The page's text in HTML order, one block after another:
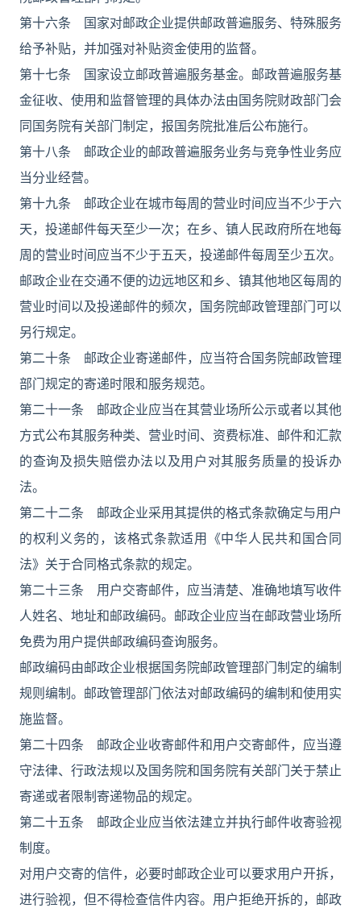
第十六条 国家对邮政企业提供邮政普遍服务、特殊服务
给予补贴，并加强对补贴资金使用的监督。
第十七条 国家设立邮政普遍服务基金。邮政普遍服务基
金征收、使用和监督管理的具体办法由国务院财政部门会
同国务院有关部门制定，报国务院批准后公布施行。
第十八条 邮政企业的邮政普遍服务业务与竞争性业务应
当分业经营。
第十九条 邮政企业在城市每周的营业时间应当不少于六
天，投递邮件每天至少一次；在乡、镇人民政府所在地每
周的营业时间应当不少于五天，投递邮件每周至少五次。
邮政企业在交通不便的边远地区和乡、镇其他地区每周的
营业时间以及投递邮件的频次，国务院邮政管理部门可以
另行规定。
第二十条 邮政企业寄递邮件，应当符合国务院邮政管理
部门规定的寄递时限和服务规范。
第二十一条 邮政企业应当在其营业场所公示或者以其他
方式公布其服务种类、营业时间、资费标准、邮件和汇款
的查询及损失赔偿办法以及用户对其服务质量的投诉办
法。
第二十二条 邮政企业采用其提供的格式条款确定与用户
的权利义务的，该格式条款适用《中华人民共和国合同
法》关于合同格式条款的规定。
第二十三条 用户交寄邮件，应当清楚、准确地填写收件
人姓名、地址和邮政编码。邮政企业应当在邮政营业场所
免费为用户提供邮政编码查询服务。
邮政编码由邮政企业根据国务院邮政管理部门制定的编制
规则编制。邮政管理部门依法对邮政编码的编制和使用实
施监督。
第二十四条 邮政企业收寄邮件和用户交寄邮件，应当遵
守法律、行政法规以及国务院和国务院有关部门关于禁止
寄递或者限制寄递物品的规定。
第二十五条 邮政企业应当依法建立并执行邮件收寄验视
制度。
对用户交寄的信件，必要时邮政企业可以要求用户开拆，
进行验视，但不得检查信件内容。用户拒绝开拆的，邮政